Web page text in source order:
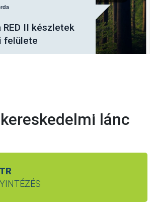
felületén kell
lánc